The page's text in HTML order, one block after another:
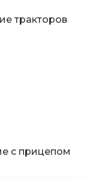
тракторов
с прицепом